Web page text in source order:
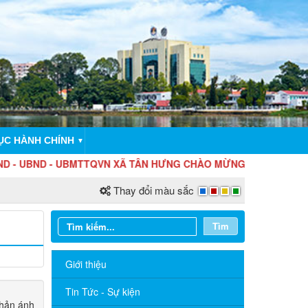
HÀNH CHÍNH ▼
- UBMTTQVN XÃ TÂN HƯNG CHÀO MỪNG THÀNH LẬP
Thay đổi màu sắc
ánh
Tìm
Giới thiệu
Tin Tức - Sự kiện